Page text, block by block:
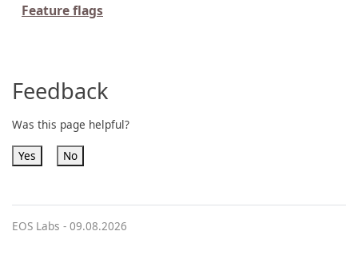
Feature flags
Feedback
Was this page helpful?
Yes No
EOS Labs - 09.08.2026